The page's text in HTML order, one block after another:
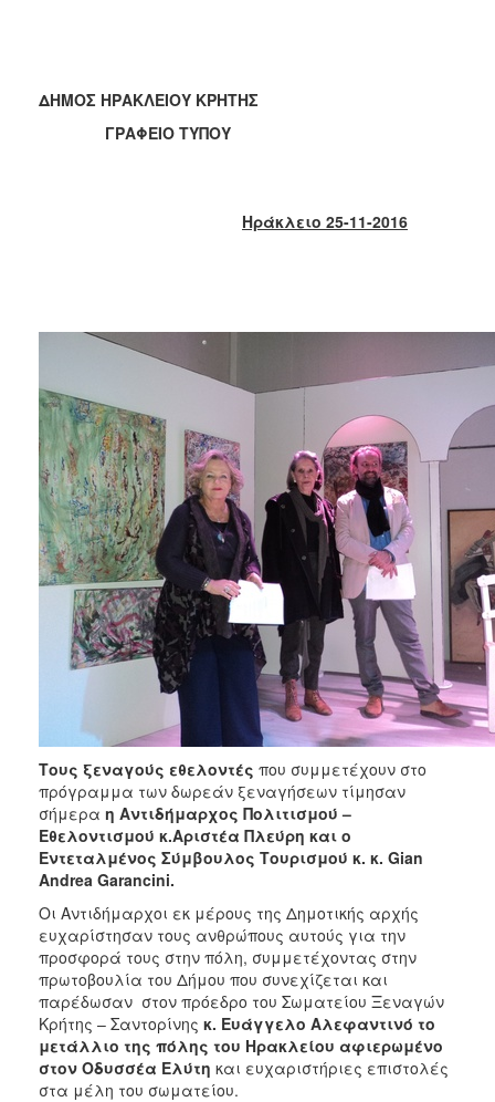
2013
2012
ΕΠΙΣΚΕΠΤΗΣ
ΗΡΑΚΛΕΙΟ
ΔΗΜΟΣ ΗΡΑΚΛΕΙΟΥ ΚΡΗΤΗΣ
ΓΡΑΦΕΙΟ ΤΥΠΟΥ
Ηράκλειο 25-11-2016
Τους ξεναγούς εθελοντές που συμμετέχουν στο
πρόγραμμα των δωρεάν ξεναγήσεων τίμησαν
σήμερα η Αντιδήμαρχος Πολιτισμού –
Εθελοντισμού κ.Αριστέα Πλεύρη και ο
Εντεταλμένος Σύμβουλος Τουρισμού κ. κ. Gian
Andrea Garancini.
Οι Αντιδήμαρχοι εκ μέρους της Δημοτικής αρχής
ευχαρίστησαν τους ανθρώπους αυτούς για την
προσφορά τους στην πόλη, συμμετέχοντας στην
πρωτοβουλία του Δήμου που συνεχίζεται και
παρέδωσαν στον πρόεδρο του Σωματείου Ξεναγών
Κρήτης – Σαντορίνης κ. Ευάγγελο Αλεφαντινό το
μετάλλιο της πόλης του Ηρακλείου αφιερωμένο
στον Οδυσσέα Ελύτη και ευχαριστήριες επιστολές
στα μέλη του σωματείου.